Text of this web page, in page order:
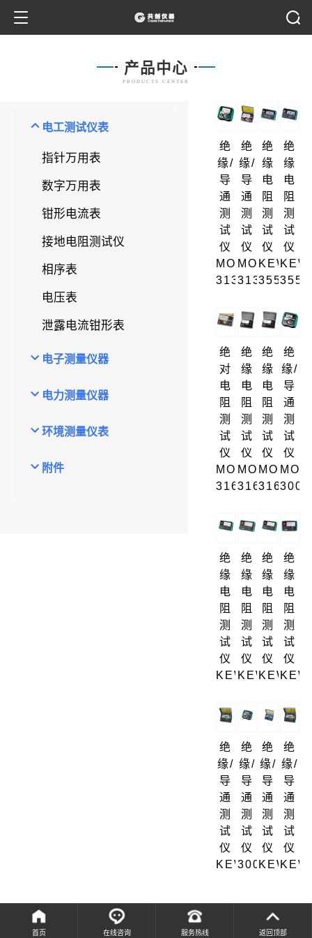
产品中心
PRODUCTS CENTER
电工测试仪表
指针万用表
数字万用表
钳形电流表
接地电阻测试仪
相序表
电压表
泄露电流钳形表
电子测量仪器
电力测量仪器
环境测量仪表
附件
绝
缘/
导
通
测
试
仪
MODEL
3131A
绝
缘/
导
通
测
试
仪
MODEL
3132A
绝
缘
电
阻
测
试
仪
KEW
3552
绝
缘
电
阻
测
试
仪
KEW
3551
绝
对
电
阻
测
试
仪
MODEL
3161A
绝
缘
电
阻
测
试
仪
MODEL
3165
绝
缘
电
阻
测
试
仪
MODEL
3166
绝
缘/
导
通
测
试
仪
绝
缘
电
阻
测
试
仪
KEW3431
绝
缘
电
阻
测
试
仪
KEW3432
绝
缘
电
阻
测
试
仪
绝
缘
电
阻
测
试
仪
绝
缘/
导
通
测
试
仪
KEW3023A
绝
缘/
导
通
测
试
仪
3007A
绝
缘/
导
通
测
试
仪
绝
缘/
导
通
测
试
仪
首页 在线咨询 服务热线 返回顶部